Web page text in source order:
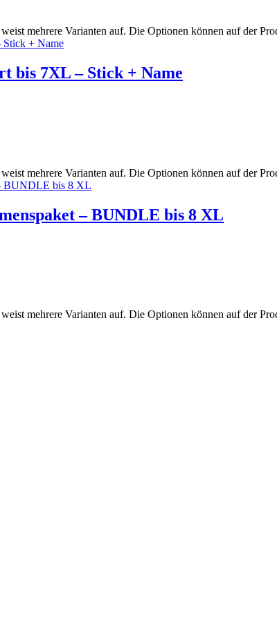
mehrere Varianten auf. Die Optionen können auf der
bis 7XL – Stick + Name
mehrere Varianten auf. Die Optionen können auf der
– BUNDLE bis 8 XL
mehrere Varianten auf. Die Optionen können auf der